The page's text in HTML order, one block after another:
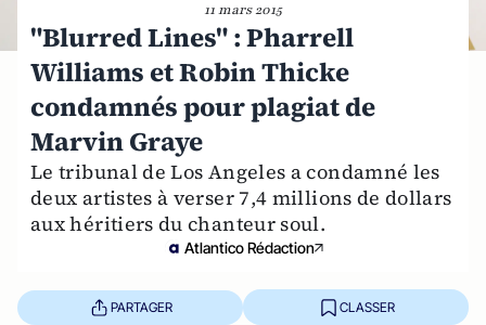
11 mars 2015
"Blurred Lines" : Pharrell
Williams et Robin Thicke
condamnés pour plagiat de
Marvin Graye
Le tribunal de Los Angeles a condamné les
deux artistes à verser 7,4 millions de dollars
aux héritiers du chanteur soul.
Atlantico Rédaction
PARTAGER CLASSER